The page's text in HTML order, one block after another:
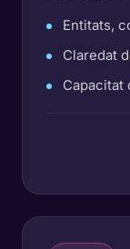
Entitats,
Claredat
Capacitat